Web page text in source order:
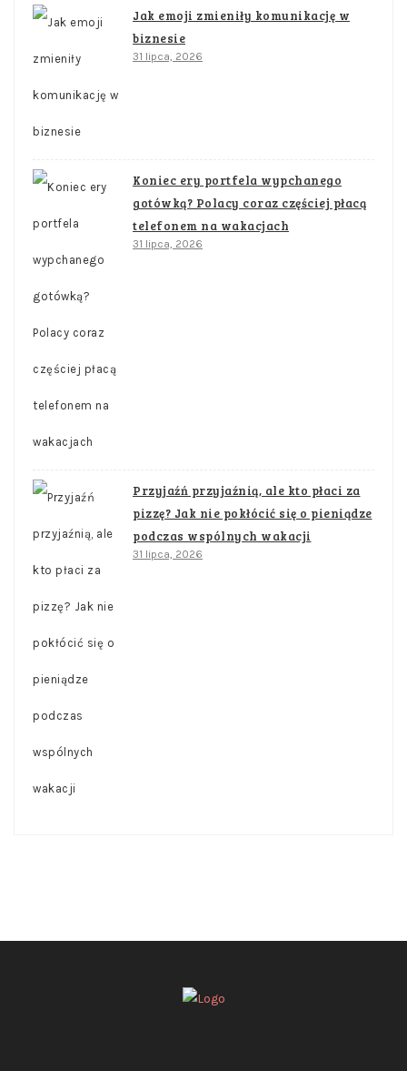
Jak emoji zmieniły komunikację w
biznesie
31 lipca, 2026
Koniec ery portfela wypchanego
gotówką? Polacy coraz częściej płacą
telefonem na wakacjach
31 lipca, 2026
Przyjaźń przyjaźnią, ale kto płaci za
pizzę? Jak nie pokłócić się o pieniądze
podczas wspólnych wakacji
31 lipca, 2026